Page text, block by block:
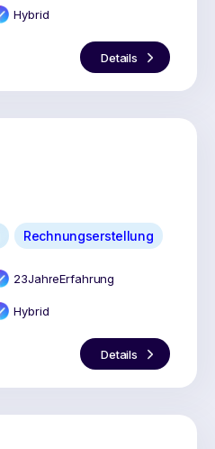
Hybrid
Details
Rechnungserstellung
23JahreErfahrung
Hybrid
Details